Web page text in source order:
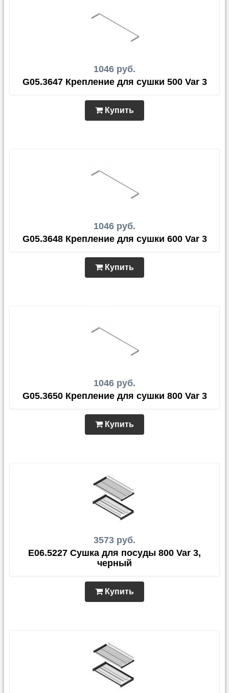
1046 руб.
G05.3647 Крепление для сушки 500 Var 3
Купить
1046 руб.
G05.3648 Крепление для сушки 600 Var 3
Купить
1046 руб.
G05.3650 Крепление для сушки 800 Var 3
Купить
3573 руб.
E06.5227 Сушка для посуды 800 Var 3,
черный
Купить